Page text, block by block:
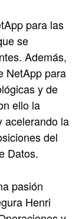
para las
se
Además,
NetApp para
y de
ello la
acelerando la
del
Datos.
pasión
Henri